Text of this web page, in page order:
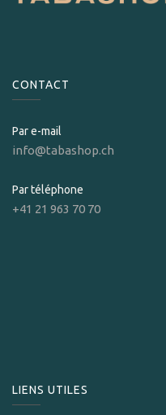
CONTACT
Par e-mail
info@tabashop.ch
Par téléphone
+41 21 963 70 70
LIENS UTILES